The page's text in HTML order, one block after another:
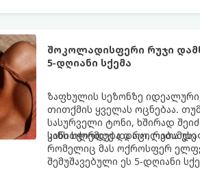
შოკოლადისფერი რუჯი
5-დღიანი სქემა
ზაფხულის სეზონზე
თითქმის ყველას ოცნებაა.
სასურველი ტონი, ხშირად
სიწითლემდე და აცილებამდე
კანს სჭირდება დრო, რათა
რომელიც მას ოქროსფერ
შემუშავებული ეს 5-დღიანი